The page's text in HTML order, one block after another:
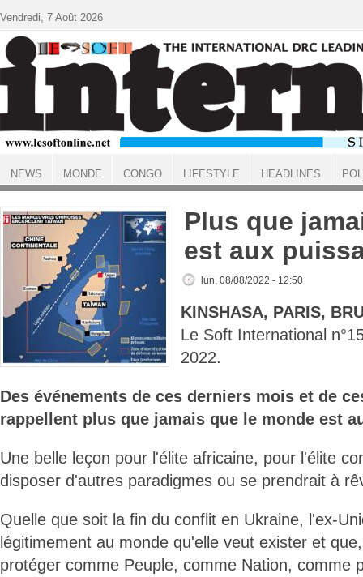
ACCUEIL
Plus que
est aux
lun, 08/08/2022 - 12:50
KINSHASA, PARIS,
Le Soft International
2022.
Des événements de ces derniers mois et de
rappellent plus que jamais que le monde est
Une belle leçon pour l'élite africaine, pour l'élite
disposer d'autres paradigmes ou se prendrait à
Quelle que soit la fin du conflit en Ukraine, l'ex-
légitimement au monde qu'elle veut exister et
protéger comme Peuple, comme Nation, comme
Vendredi, 7 Août 2026
NEWS MONDE CONGO LIFESTYLE HEADLINES